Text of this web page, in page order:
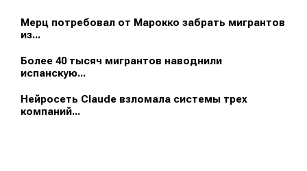
Мерц потребовал от Марокко забрать мигрантов
из...
Более 40 тысяч мигрантов наводнили
испанскую...
Нейросеть Claude взломала системы трех
компаний...